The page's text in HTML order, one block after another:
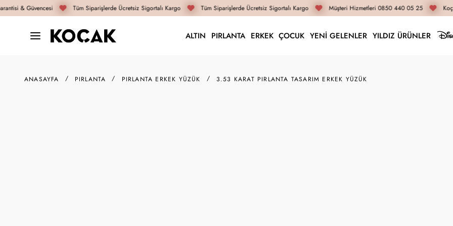
& Güvencesi Tüm Siparişlerde Ücretsiz Sigortalı Kargo Tüm Siparişlerde Ücretsiz Sigortalı Kargo Müşteri Hizmetleri 0850 440 05 25
ALTIN PIRLANTA ERKEK ÇOCUK YENİ GELENLER YILDIZ ÜRÜNLER
ANASAYFA PIRLANTA PIRLANTA ERKEK YÜZÜK 3.53 KARAT PIRLANTA TASARIM ERKEK YÜZÜK